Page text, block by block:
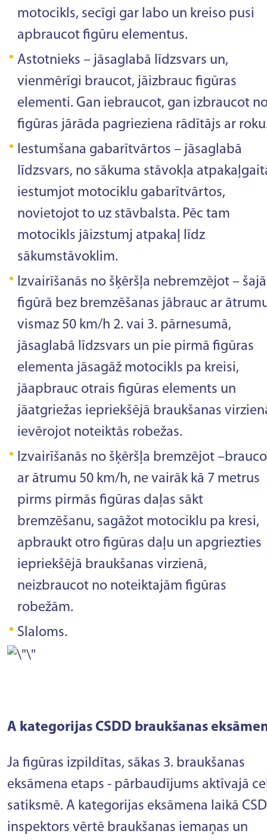
motocikls, secīgi gar labo un kreiso pusi
apbraucot figūru elementus.
Astotnieks – jāsaglabā līdzsvars un,
vienmērīgi braucot, jāizbrauc figūras
elementi. Gan iebraucot, gan izbraucot
figūras jārāda pagrieziena rādītājs ar
Iestumšana gabarītvārtos – jāsaglabā
līdzsvars, no sākuma stāvokļa
iestumjot motociklu gabarītvārtos,
novietojot to uz stāvbalsta. Pēc tam
motocikls jāizstumj atpakaļ līdz
sākumstāvoklim.
Izvairīšanās no šķēršļa nebremzējot – šajā
figūrā bez bremzēšanas jābrauc ar
vismaz 50 km/h 2. vai 3. pārnesumā,
jāsaglabā līdzsvars un pie pirmā figūras
elementa jāsagāž motocikls pa kreisi,
jāapbrauc otrais figūras elements un
jāatgriežas iepriekšējā braukšanas
ievērojot noteiktās robežas.
Izvairīšanās no šķēršļa bremzējot
ar ātrumu 50 km/h, ne vairāk kā 7 metrus
pirms pirmās figūras daļas sākt
bremzēšanu, sagāžot motociklu pa kresi,
apbraukt otro figūras daļu un apgriezties
iepriekšējā braukšanas virzienā,
neizbraucot no noteiktajām figūras
robežām.
Slaloms.
A kategorijas CSDD braukšanas
Ja figūras izpildītas, sākas 3. braukšanas
eksāmena etaps - pārbaudījums aktīvajā
satiksmē. A kategorijas eksāmena laikā
inspektors vērtē braukšanas iemaņas un